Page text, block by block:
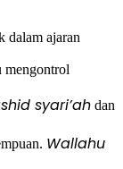
dalam ajaran
mengontrol
syari’ah dan
Wallahu